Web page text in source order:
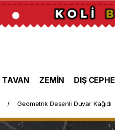
TAVAN ZEMİN DIŞ CEPHE
Geometrik Desenli Duvar Kağıdı